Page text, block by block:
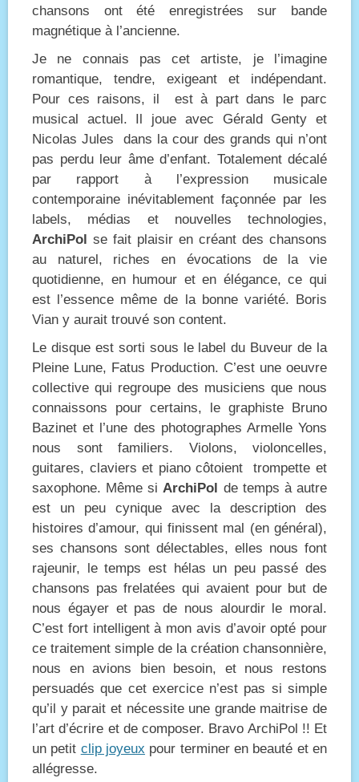
chansons ont été enregistrées sur bande
magnétique à l’ancienne.
Je ne connais pas cet artiste, je l’imagine
romantique, tendre, exigeant et indépendant.
Pour ces raisons, il est à part dans le parc
musical actuel. Il joue avec Gérald Genty et
Nicolas Jules dans la cour des grands qui n’ont
pas perdu leur âme d’enfant. Totalement décalé
par rapport à l’expression musicale
contemporaine inévitablement façonnée par les
labels, médias et nouvelles technologies,
ArchiPol
se fait plaisir en créant des chansons
au naturel, riches en évocations de la vie
quotidienne, en humour et en élégance, ce qui
est l’essence même de la bonne variété. Boris
Vian y aurait trouvé son content.
Le disque est sorti sous le label du Buveur de la
Pleine Lune, Fatus Production. C’est une oeuvre
collective qui regroupe des musiciens que nous
connaissons pour certains, le graphiste Bruno
Bazinet et l’une des photographes Armelle Yons
nous sont familiers. Violons, violoncelles,
guitares, claviers et piano côtoient trompette et
saxophone. Même siArchiPol
de temps à autre
est un peu cynique avec la description des
histoires d’amour, qui finissent mal (en général),
ses chansons sont délectables, elles nous font
rajeunir, le temps est hélas un peu passé des
chansons pas frelatées qui avaient pour but de
nous égayer et pas de nous alourdir le moral.
C’est fort intelligent à mon avis d’avoir opté pour
ce traitement simple de la création chansonnière,
nous en avions bien besoin, et nous restons
persuadés que cet exercice n’est pas si simple
qu’il y parait et nécessite une grande maitrise de
l’art d’écrire et de composer. Bravo ArchiPol !! Et
un petit clip joyeux pour terminer en beauté et en
allégresse.